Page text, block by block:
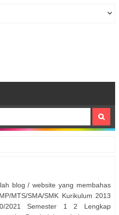
blog / website yang membahas
MTS/SMA/SMK Kurikulum 2013
2021 Semester 1 2 Lengkap